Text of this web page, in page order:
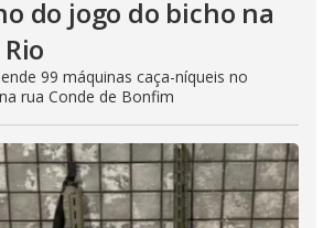
do jogo do bicho na
99 máquinas caça-níqueis no
rua Conde de Bonfim